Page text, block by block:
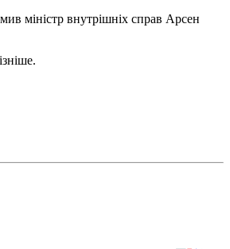
міністр внутрішніх справ Арсен